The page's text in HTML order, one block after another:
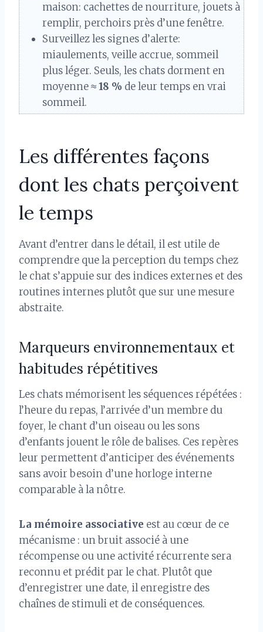
maison: cachettes de nourriture, jouets à
remplir, perchoirs près d’une fenêtre.
Surveillez les signes d’alerte:
miaulements, veille accrue, sommeil
plus léger. Seuls, les chats dorment en
moyenne ≈18 % de leur temps en vrai
sommeil.
Les différentes façons
dont les chats perçoivent
le temps
Avant d’entrer dans le détail, il est utile de
comprendre que la perception du temps chez
le chat s’appuie sur des indices externes et des
routines internes plutôt que sur une mesure
abstraite.
Marqueurs environnementaux et
habitudes répétitives
Les chats mémorisent les séquences répétées :
l’heure du repas, l’arrivée d’un membre du
foyer, le chant d’un oiseau ou les sons
d’enfants jouent le rôle de balises. Ces repères
leur permettent d’anticiper des événements
sans avoir besoin d’une horloge interne
comparable à la nôtre.
La mémoire associative est au cœur de ce
mécanisme : un bruit associé à une
récompense ou une activité récurrente sera
reconnu et prédit par le chat. Plutôt que
d’enregistrer une date, il enregistre des
chaînes de stimuli et de conséquences.